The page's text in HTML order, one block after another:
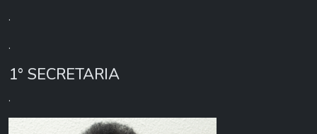
.
.
1° SECRETARIA
.